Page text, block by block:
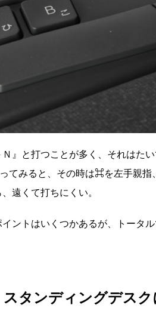
』と打つことが多く、それはた
てみると、その時は⌘を左手親
遠くて打ちにくい。
ントはいくつかあるが、トータ
スタンディングデス